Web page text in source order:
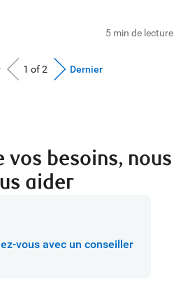
5 min de lecture
1 of 2 Dernier
vos besoins, nous
aider
vous avec un conseiller